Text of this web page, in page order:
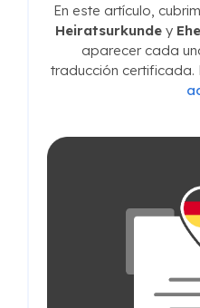
En este artículo,
Heiratsurkundey
aparecer cada
traducción certificada.